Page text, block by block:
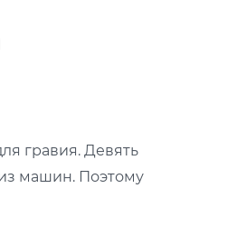
гравия. Девять
машин. Поэтому